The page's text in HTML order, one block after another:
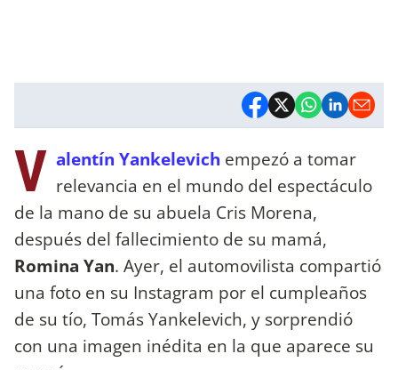
V alentín Yankelevich empezó a tomar
relevancia en el mundo del espectáculo
de la mano de su abuela Cris Morena,
después del fallecimiento de su mamá,
Romina Yan. Ayer, el automovilista compartió
una foto en su Instagram por el cumpleaños
de su tío, Tomás Yankelevich, y sorprendió
con una imagen inédita en la que aparece su